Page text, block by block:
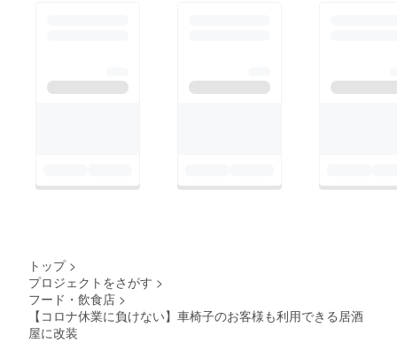
トップ >
プロジェクトをさがす >
フード・飲食店 >
【コロナ休業に負けない】車椅子のお客様も利用できる居酒
屋に改装